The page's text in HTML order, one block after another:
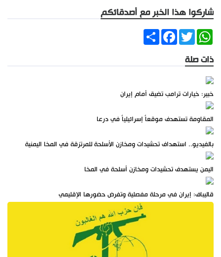
شاركوا هذا الخبر مع أصدقائكم
ShareFacebookTwitter
WhatsApp
ذات صلة
خبير: خيارات ترامب تضيق أمام إيران
المقاومة تستهدف موقعاً إسرائيلياً في درعا
بالفيديو.. استهداف تحشيدات ومخازن الأسلحة للمرتزقة في المخا اليمنية
اليمن يستهدف تحشيدات ومخازن أسلحة في المخا
قاليباف: إيران في مرحلة مفصلية وتفرض حضورها الإقليمي